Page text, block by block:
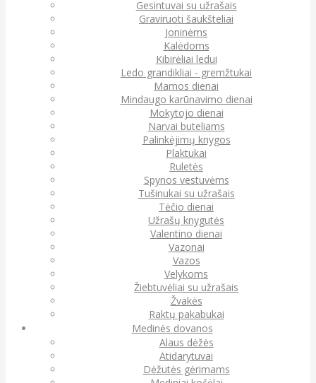
Gesintuvai su užrašais
Graviruoti šaukšteliai
Joninėms
Kalėdoms
Kibirėliai ledui
Ledo grandikliai - gremžtukai
Mamos dienai
Mindaugo karūnavimo dienai
Mokytojo dienai
Narvai buteliams
Palinkėjimų knygos
Plaktukai
Ruletės
Spynos vestuvėms
Tušinukai su užrašais
Tėčio dienai
Užrašų knygutės
Valentino dienai
Vazonai
Vazos
Velykoms
Žiebtuvėliai su užrašais
Žvakės
Raktų pakabukai
Medinės dovanos
Alaus dėžės
Atidarytuvai
Dėžutės gėrimams